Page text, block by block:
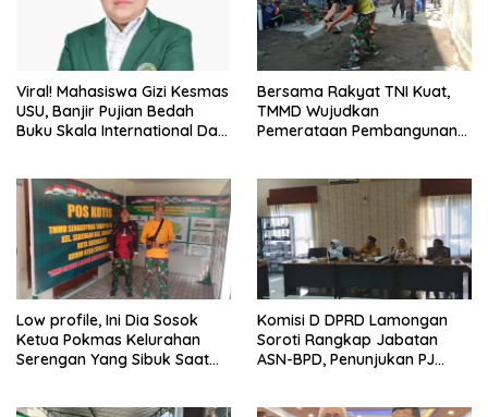
Viral! Mahasiswa Gizi Kesmas
USU, Banjir Pujian Bedah
Buku Skala International Dari
Bersama Rakyat TNI Kuat,
TMMD Wujudkan
Pemerataan Pembangunan
Low profile, Ini Dia Sosok
Ketua Pokmas Kelurahan
Serengan Yang Sibuk Saat
Komisi D DPRD Lamongan
Soroti Rangkap Jabatan
ASN-BPD, Penunjukan PJ